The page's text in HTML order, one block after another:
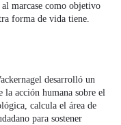
marcase como objetivo
forma de vida tiene.
desarrolló un
la acción humana sobre el
calcula el área de
para sostener